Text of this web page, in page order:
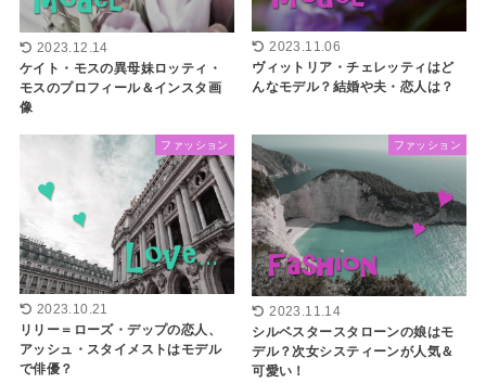
2023.12.14
ケイト・モスの異母妹ロッティ・
モスのプロフィール＆インスタ画
像
2023.11.06
ヴィットリア・チェレッティはど
んなモデル？結婚や夫・恋人は？
ファッション
2023.10.21
リリー＝ローズ・デップの恋人、
アッシュ・スタイメストはモデル
で俳優？
ファッション
2023.11.14
シルベスタースタローンの娘はモ
デル？次女システィーンが人気＆
可愛い！